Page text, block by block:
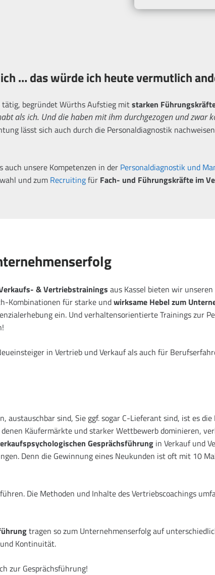
… das würde ich heute vermutlich
begründet Würths Aufstieg mitstarken
als ich. Und die haben mit ihm durchgezogen und zwar
lässt sich auch durch die Personaldiagnostik
unsere Kompetenzen in der Personaldiagnostik und
und zum Recruitingfür Fach- und Führungskräfte im
& Vertriebstrainings aus Kassel bieten wir
Kombinationen für starke undwirksame Hebel zum
ein. Und verhaltensorientierte Trainings zur
in Vertrieb und Verkauf als auch für
sind, Sie ggf. sogar C-Lieferant sind, ist es
Käufermärkte und starker Wettbewerb dominieren,
Gesprächsführung in Verkauf und
Denn die Gewinnung eines Neukunden ist oft mit 10
Die Methoden und Inhalte des Vertriebscoachings
tragen so zum Unternehmenserfolg auf
Kontinuität.
zur Gesprächsführung!